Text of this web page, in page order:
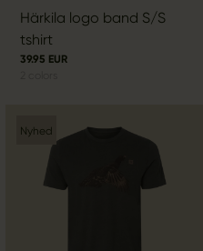
Härkila logo band S/S
tshirt
39.95 EUR
Nyhed